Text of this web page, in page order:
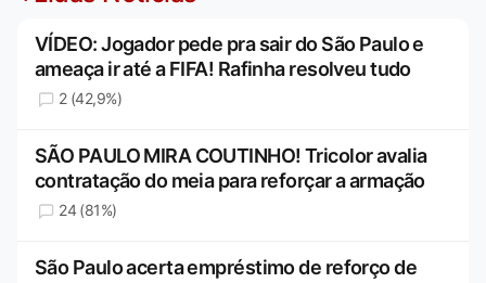
VÍDEO: Jogador pede pra sair do São Paulo e
ameaça ir até a FIFA! Rafinha resolveu tudo
2 (42,9%)
SÃO PAULO MIRA COUTINHO! Tricolor avalia
contratação do meia para reforçar a armação
24 (81%)
São Paulo acerta empréstimo de reforço de